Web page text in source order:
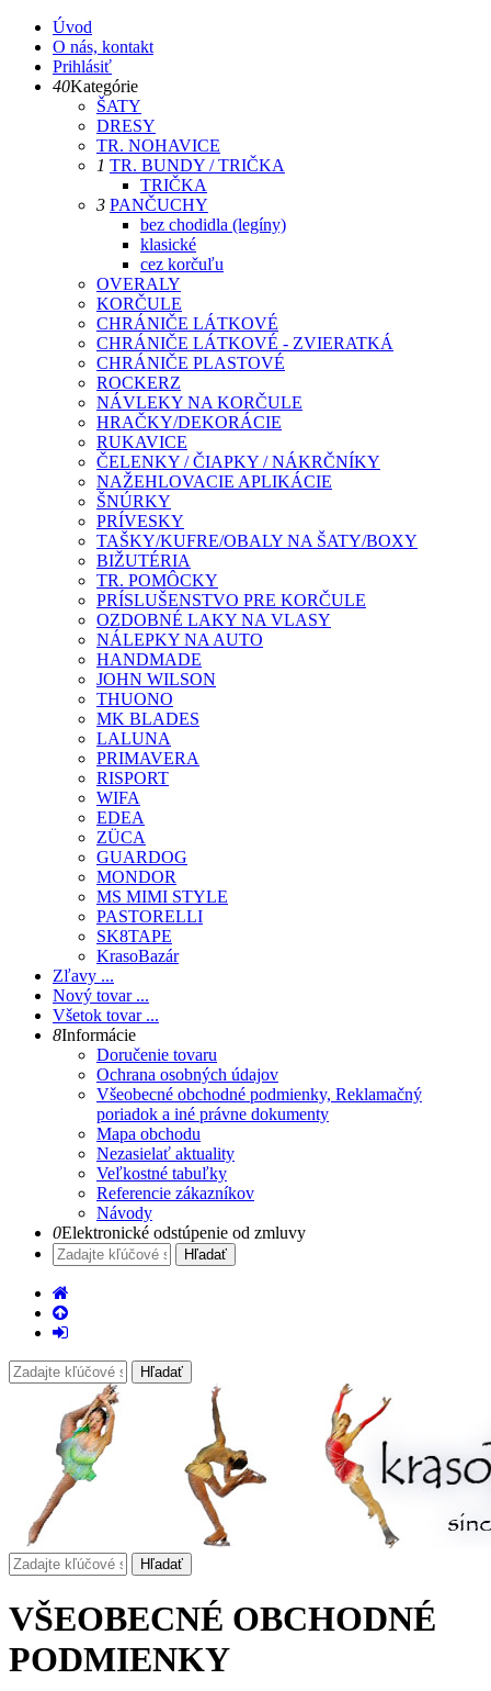
Úvod
O nás, kontakt
Prihlásiť
40Kategórie
ŠATY
DRESY
TR. NOHAVICE
1 TR. BUNDY / TRIČKA
TRIČKA
3 PANČUCHY
bez chodidla (legíny)
klasické
cez korčuľu
OVERALY
KORČULE
CHRÁNIČE LÁTKOVÉ
CHRÁNIČE LÁTKOVÉ - ZVIERATKÁ
CHRÁNIČE PLASTOVÉ
ROCKERZ
NÁVLEKY NA KORČULE
HRAČKY/DEKORÁCIE
RUKAVICE
ČELENKY / ČIAPKY / NÁKRČNÍKY
NAŽEHLOVACIE APLIKÁCIE
ŠNÚRKY
PRÍVESKY
TAŠKY/KUFRE/OBALY NA ŠATY/BOXY
BIŽUTÉRIA
TR. POMÔCKY
PRÍSLUŠENSTVO PRE KORČULE
OZDOBNÉ LAKY NA VLASY
NÁLEPKY NA AUTO
HANDMADE
JOHN WILSON
THUONO
MK BLADES
LALUNA
PRIMAVERA
RISPORT
WIFA
EDEA
ZÜCA
GUARDOG
MONDOR
MS MIMI STYLE
PASTORELLI
SK8TAPE
KrasoBazár
Zľavy ...
Nový tovar ...
Všetok tovar ...
8Informácie
Doručenie tovaru
Ochrana osobných údajov
Všeobecné obchodné podmienky, Reklamačný
poriadok a iné právne dokumenty
Mapa obchodu
Nezasielať aktuality
Veľkostné tabuľky
Referencie zákazníkov
Návody
0Elektronické odstúpenie od zmluvy
VŠEOBECNÉ OBCHODNÉ
PODMIENKY